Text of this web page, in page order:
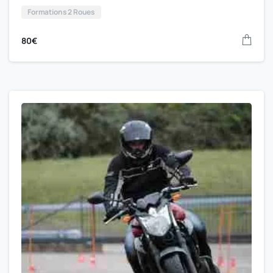
Formations 2 Roues
80€